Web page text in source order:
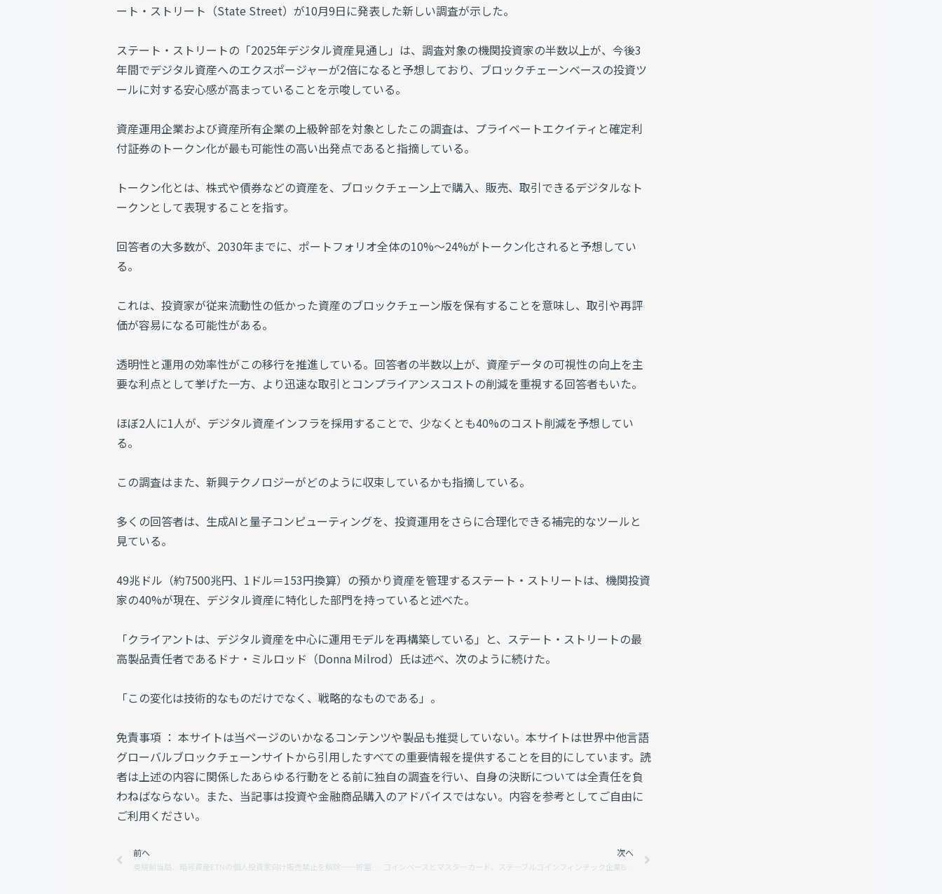
ート・ストリート（State Street）が10月9日に発表した新しい調査が示した。
ステート・ストリートの「2025年デジタル資産見通し」は、調査対象の機関投資家の半数以上が、今後3
年間でデジタル資産へのエクスポージャーが2倍になると予想しており、ブロックチェーンベースの投資ツ
ールに対する安心感が高まっていることを示唆している。
資産運用企業および資産所有企業の上級幹部を対象としたこの調査は、プライベートエクイティと確定利
付証券のトークン化が最も可能性の高い出発点であると指摘している。
トークン化とは、株式や債券などの資産を、ブロックチェーン上で購入、販売、取引できるデジタルなト
ークンとして表現することを指す。
回答者の大多数が、2030年までに、ポートフォリオ全体の10%〜24%がトークン化されると予想してい
る。
これは、投資家が従来流動性の低かった資産のブロックチェーン版を保有することを意味し、取引や再評
価が容易になる可能性がある。
透明性と運用の効率性がこの移行を推進している。回答者の半数以上が、資産データの可視性の向上を主
要な利点として挙げた一方、より迅速な取引とコンプライアンスコストの削減を重視する回答者もいた。
ほぼ2人に1人が、デジタル資産インフラを採用することで、少なくとも40%のコスト削減を予想してい
る。
この調査はまた、新興テクノロジーがどのように収束しているかも指摘している。
多くの回答者は、生成AIと量子コンピューティングを、投資運用をさらに合理化できる補完的なツールと
見ている。
49兆ドル（約7500兆円、1ドル＝153円換算）の預かり資産を管理するステート・ストリートは、機関投資
家の40%が現在、デジタル資産に特化した部門を持っていると述べた。
「クライアントは、デジタル資産を中心に運用モデルを再構築している」と、ステート・ストリートの最
高製品責任者であるドナ・ミルロッド（Donna Milrod）氏は述べ、次のように続けた。
「この変化は技術的なものだけでなく、戦略的なものである」。
免責事項 ： 本サイトは当ページのいかなるコンテンツや製品も推奨していない。本サイトは世界中他言語
グローバルブロックチェーンサイトから引用したすべての重要情報を提供することを目的にしています。読
者は上述の内容に関係したあらゆる行動をとる前に独自の調査を行い、自身の決断については全責任を負
わねばならない。また、当記事は投資や金融商品購入のアドバイスではない。内容を参考としてご自由に
ご利用ください。
Prev
前へ 次へ